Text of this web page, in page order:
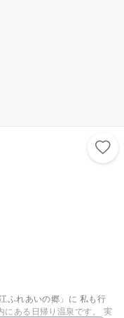
あいの郷」に 私も行
ある日帰り温泉です。 実